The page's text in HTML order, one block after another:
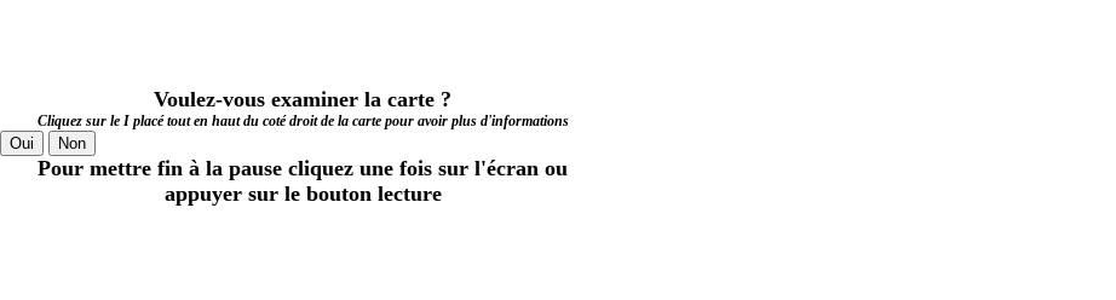
Voulez-vous examiner la carte ?
Cliquez sur le I placé tout en haut du coté droit de la carte pour avoir plus d'informations
Oui Non
Pour mettre fin à la pause cliquez une fois sur l'écran ou
appuyer sur le bouton lecture